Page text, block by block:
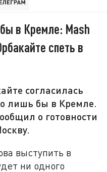
в Кремле: Mash
спеть в
согласилась
лишь бы в Кремле.
о готовности
выступить в
ни одного